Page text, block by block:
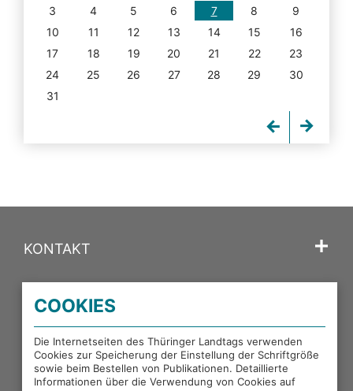
3
4 5 6 7 8
9
10
11 12 13 14 15
16
17
18 19 20 21 22
23
24
25 26 27 28 29
30
31
KONTAKT
PORTALE DES THÜRINGER LANDTAGS
EXTERNE LINKS
COOKIES
Die Internetseiten des Thüringer Landtags verwenden
Cookies zur Speicherung der Einstellung der Schriftgröße
sowie beim Bestellen von Publikationen. Detaillierte
Informationen über die Verwendung von Cookies auf